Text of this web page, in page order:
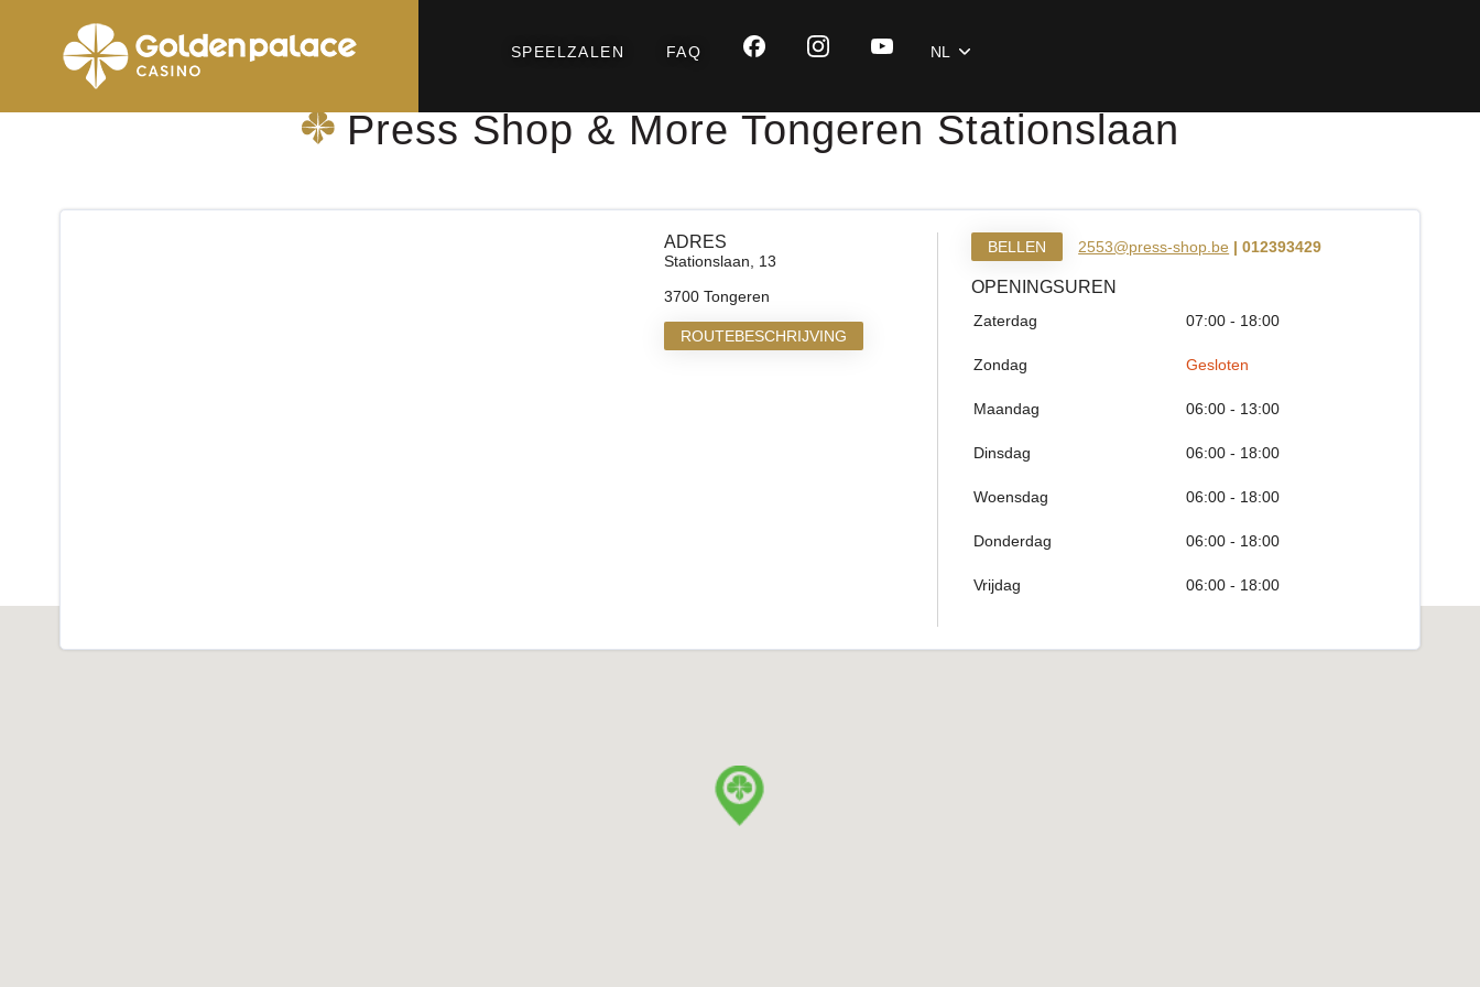
SPEELZALEN FAQ NL
Startpagina Press Shop & More Tongeren Stationslaan
Press Shop & More Tongeren Stationslaan
ADRES
Stationslaan, 13
3700 Tongeren
ROUTEBESCHRIJVING
BELLEN 2553@press-shop.be | 012393429
OPENINGSUREN
Zaterdag 07:00 - 18:00
Zondag Gesloten
Maandag 06:00 - 13:00
Dinsdag 06:00 - 18:00
Woensdag 06:00 - 18:00
Donderdag 06:00 - 18:00
Vrijdag 06:00 - 18:00